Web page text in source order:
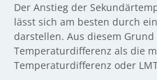
Der Anstieg der
lässt sich am besten durch
darstellen. Aus diesem
Temperaturdifferenz als die
Temperaturdifferenz oder